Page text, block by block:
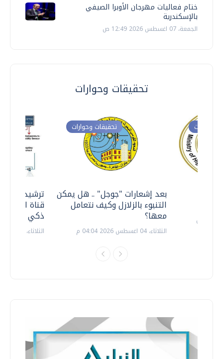
ختام فعاليات مهرجان الأوبرا الصيفي
بالإسكندرية
الجمعة، 07 اغسطس 2026 12:49 ص
تحقيقات وحوارات
ترشيدا
قناة
ذكي
الثلاثاء، 14 يوليو 2026 06:11 م
تحقيقات وحوارات
بعد إشعارات "جوجل" .. هل يمكن
التنبوء بالزلازل وكيف نتعامل
معها؟
الثلاثاء، 04 اغسطس 2026 04:04 م
وحوارات